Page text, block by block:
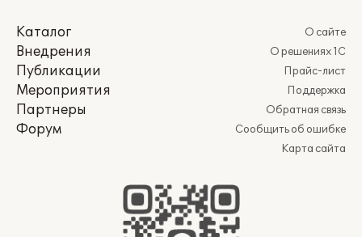
Каталог
Внедрения
Публикации
Мероприятия
Партнеры
Форум
О сайте
О решениях 1С
Прайс-лист
Поддержка
Обратная связь
Сообщить об ошибке
Карта сайта